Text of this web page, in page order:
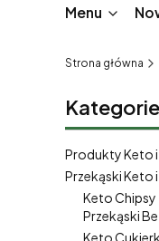
Menu
Strona główna
Kategorie
Produkty Keto
Przekąski Keto
Keto Chipsy
Przekąski
Keto